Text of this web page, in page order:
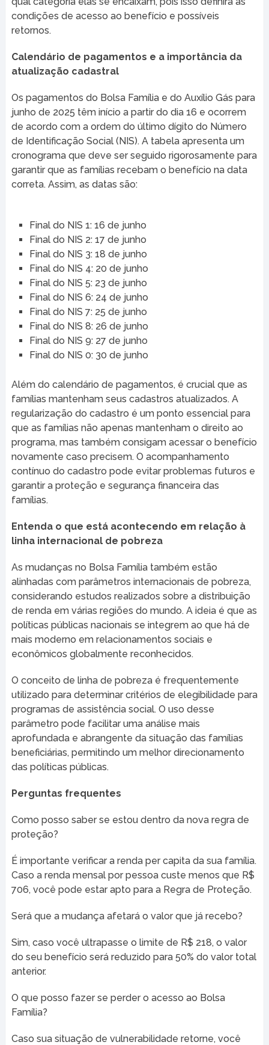
condições de acesso ao benefício e possíveis
retornos.
Calendário de pagamentos e a importância da
atualização cadastral
Os pagamentos do Bolsa Família e do Auxílio Gás para
junho de 2025 têm início a partir do dia 16 e ocorrem
de acordo com a ordem do último dígito do Número
de Identificação Social (NIS). A tabela apresenta um
cronograma que deve ser seguido rigorosamente para
garantir que as famílias recebam o benefício na data
correta. Assim, as datas são:
Final do NIS 1: 16 de junho
Final do NIS 2: 17 de junho
Final do NIS 3: 18 de junho
Final do NIS 4: 20 de junho
Final do NIS 5: 23 de junho
Final do NIS 6: 24 de junho
Final do NIS 7: 25 de junho
Final do NIS 8: 26 de junho
Final do NIS 9: 27 de junho
Final do NIS 0: 30 de junho
Além do calendário de pagamentos, é crucial que as
famílias mantenham seus cadastros atualizados. A
regularização do cadastro é um ponto essencial para
que as famílias não apenas mantenham o direito ao
programa, mas também consigam acessar o benefício
novamente caso precisem. O acompanhamento
contínuo do cadastro pode evitar problemas futuros e
garantir a proteção e segurança financeira das
famílias.
Entenda o que está acontecendo em relação à
linha internacional de pobreza
As mudanças no Bolsa Família também estão
alinhadas com parâmetros internacionais de pobreza,
considerando estudos realizados sobre a distribuição
de renda em várias regiões do mundo. A ideia é que as
políticas públicas nacionais se integrem ao que há de
mais moderno em relacionamentos sociais e
econômicos globalmente reconhecidos.
O conceito de linha de pobreza é frequentemente
utilizado para determinar critérios de elegibilidade para
programas de assistência social. O uso desse
parâmetro pode facilitar uma análise mais
aprofundada e abrangente da situação das famílias
beneficiárias, permitindo um melhor direcionamento
das políticas públicas.
Perguntas frequentes
Como posso saber se estou dentro da nova regra de
proteção?
É importante verificar a renda per capita da sua família.
Caso a renda mensal por pessoa custe menos que R$
706, você pode estar apto para a Regra de Proteção.
Será que a mudança afetará o valor que já recebo?
Sim, caso você ultrapasse o limite de R$ 218, o valor
do seu benefício será reduzido para 50% do valor total
anterior.
O que posso fazer se perder o acesso ao Bolsa
Família?
Caso sua situação de vulnerabilidade retorne, você